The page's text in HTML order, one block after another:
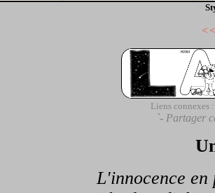
Liens connexes :
`- Partager
L'innocence en